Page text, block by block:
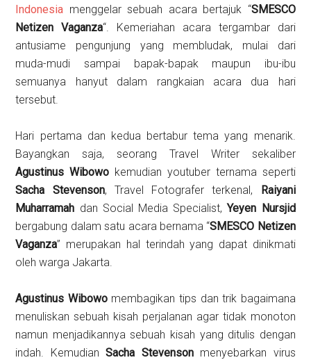
Indonesia menggelar sebuah acara bertajuk “SMESCO
Netizen Vaganza“. Kemeriahan acara tergambar dari
antusiame pengunjung yang membludak, mulai dari
muda-mudi sampai bapak-bapak maupun ibu-ibu
semuanya hanyut dalam rangkaian acara dua hari
tersebut.
Hari pertama dan kedua bertabur tema yang menarik.
Bayangkan saja, seorang Travel Writer sekaliber
Agustinus Wibowo kemudian youtuber ternama seperti
Sacha Stevenson, Travel Fotografer terkenal, Raiyani
Muharramah dan Social Media Specialist,Yeyen Nursjid
bergabung dalam satu acara bernama “SMESCO Netizen
Vaganza” merupakan hal terindah yang dapat dinikmati
oleh warga Jakarta.
Agustinus Wibowomembagikan tips dan trik bagaimana
menuliskan sebuah kisah perjalanan agar tidak monoton
namun menjadikannya sebuah kisah yang ditulis dengan
indah. KemudianSacha Stevensonmenyebarkan virus